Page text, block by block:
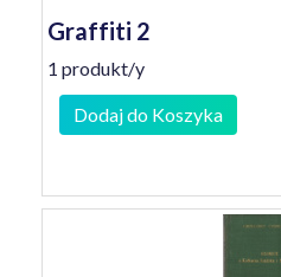
Graffiti 2
1 produkt/y
Dodaj do Koszyka